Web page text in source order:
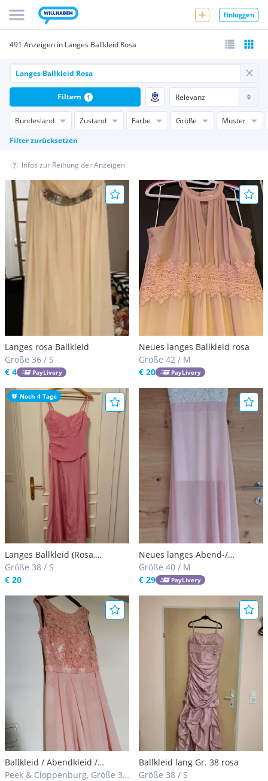
Einloggen
491 Anzeigen in Langes Ballkleid Rosa
Bundesland Zustand Farbe Größe
Muster
Filter zurücksetzen
Filtern 1
Infos zur Reihung der Anzeigen
Langes rosa Ballkleid
Größe 36 / S
€ 4
PayLivery
Neues langes Ballkleid rosa
Größe 42 / M
€ 20
PayLivery
Noch 4 Tage
Langes Ballkleid (Rosa,
schimmernd)
Größe 38 / S
€ 20
Neues langes Abend-/
Ballkleid lang weiß+ rosa
Größe 40 / M
€ 29
PayLivery
Ballkleid / Abendkleid /
Trauzeugin lang rosa
Peek & Cloppenburg, Größe 36
Ballkleid lang Gr. 38 rosa
Größe 38 / S